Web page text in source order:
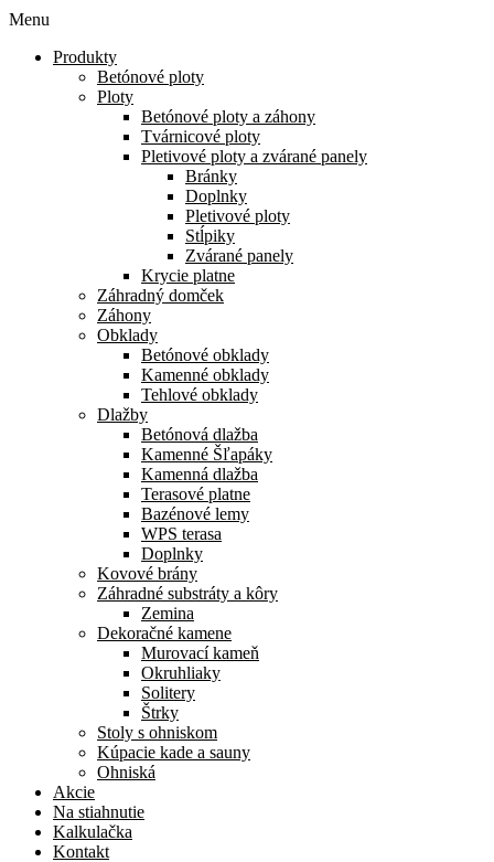
Menu
Produkty
Betónové ploty
Ploty
Betónové ploty a záhony
Tvárnicové ploty
Pletivové ploty a zvárané panely
Bránky
Doplnky
Pletivové ploty
Stĺpiky
Zvárané panely
Krycie platne
Záhradný domček
Záhony
Obklady
Betónové obklady
Kamenné obklady
Tehlové obklady
Dlažby
Betónová dlažba
Kamenné Šľapáky
Kamenná dlažba
Terasové platne
Bazénové lemy
WPS terasa
Doplnky
Kovové brány
Záhradné substráty a kôry
Zemina
Dekoračné kamene
Murovací kameň
Okruhliaky
Solitery
Štrky
Stoly s ohniskom
Kúpacie kade a sauny
Ohniská
Akcie
Na stiahnutie
Kalkulačka
Kontakt